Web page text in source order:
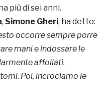
più di sei anni.
, Simone Gheri, ha detto:
occorre sempre porre
mani e indossare le
affollati.
Poi, incrociamo le